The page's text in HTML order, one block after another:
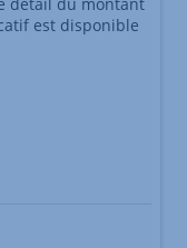
est disponible